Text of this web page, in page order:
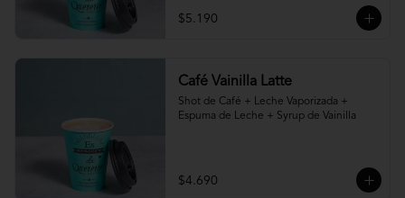
$5.190
Café Vainilla Latte
Shot de Café + Leche Vaporizada +
Espuma de Leche + Syrup de Vainilla
$4.690